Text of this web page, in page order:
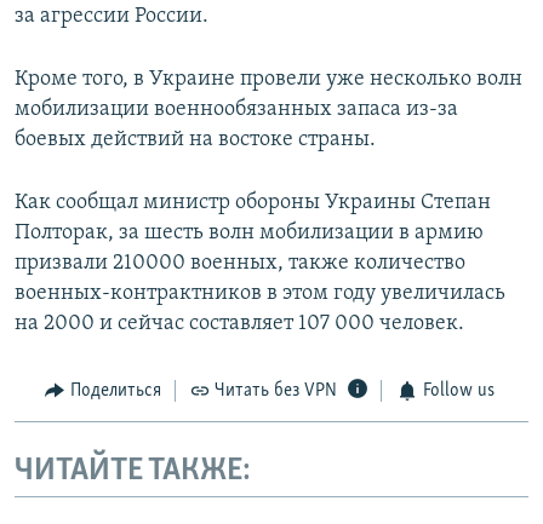
за агрессии России.
Кроме того, в Украине провели уже несколько волн
мобилизации военнообязанных запаса из-за
боевых действий на востоке страны.
Как сообщал министр обороны Украины Степан
Полторак, за шесть волн мобилизации в армию
призвали 210000 военных, также количество
военных-контрактников в этом году увеличилась
на 2000 и сейчас составляет 107 000 человек.
Поделиться Читать без VPN Follow us
ЧИТАЙТЕ ТАКЖЕ: